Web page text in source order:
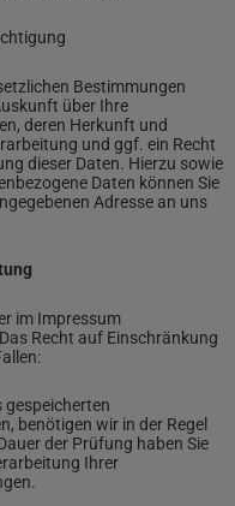
Bestimmungen
über Ihre
deren Herkunft und
und ggf. ein Recht
dieser Daten. Hierzu sowie
Daten können Sie
Adresse an uns
im Impressum
Recht auf Einschränkung
gespeicherten
benötigen wir in der Regel
der Prüfung haben Sie
Ihrer